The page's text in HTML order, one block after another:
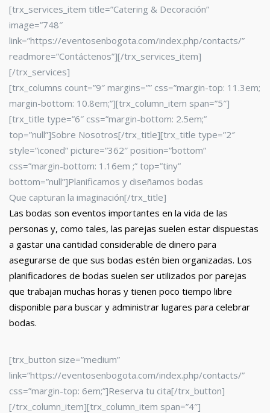
[trx_services_item title=”Catering & Decoración”
image=”748″
link=”https://eventosenbogota.com/index.php/contacts/”
readmore=”Contáctenos”][/trx_services_item]
[/trx_services]
[trx_columns count=”9″ margins=”” css=”margin-top: 11.3em;
margin-bottom: 10.8em;”][trx_column_item span=”5″]
[trx_title type=”6″ css=”margin-bottom: 2.5em;”
top=”null”]Sobre Nosotros[/trx_title][trx_title type=”2″
style=”iconed” picture=”362″ position=”bottom”
css=”margin-bottom: 1.16em ;” top=”tiny”
bottom=”null”]Planificamos y diseñamos bodas
Que capturan la imaginación[/trx_title]
Las bodas son eventos importantes en la vida de las
personas y, como tales, las parejas suelen estar dispuestas
a gastar una cantidad considerable de dinero para
asegurarse de que sus bodas estén bien organizadas. Los
planificadores de bodas suelen ser utilizados por parejas
que trabajan muchas horas y tienen poco tiempo libre
disponible para buscar y administrar lugares para celebrar
bodas.
[trx_button size=”medium”
link=”https://eventosenbogota.com/index.php/contacts/”
css=”margin-top: 6em;”]Reserva tu cita[/trx_button]
[/trx_column_item][trx_column_item span=”4″]